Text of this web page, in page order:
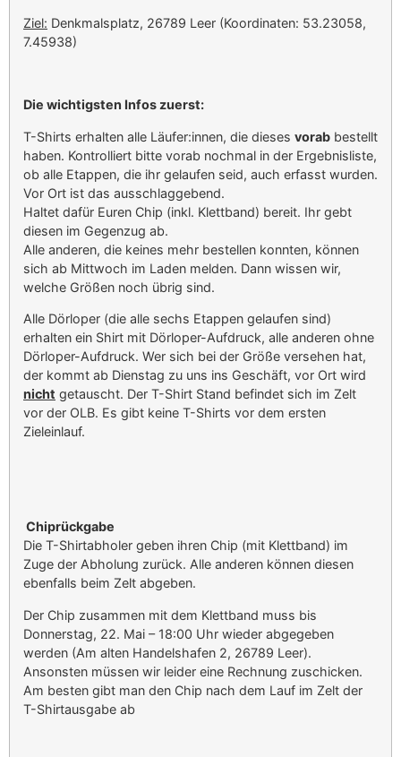
Ziel: Denkmalsplatz, 26789 Leer (Koordinaten: 53.23058,
7.45938)
Die wichtigsten Infos zuerst:
T-Shirts erhalten alle Läufer:innen, die dieses vorab bestellt
haben. Kontrolliert bitte vorab nochmal in der Ergebnisliste,
ob alle Etappen, die ihr gelaufen seid, auch erfasst wurden.
Vor Ort ist das ausschlaggebend.
Haltet dafür Euren Chip (inkl. Klettband) bereit. Ihr gebt
diesen im Gegenzug ab.
Alle anderen, die keines mehr bestellen konnten, können
sich ab Mittwoch im Laden melden. Dann wissen wir,
welche Größen noch übrig sind.
Alle Dörloper (die alle sechs Etappen gelaufen sind)
erhalten ein Shirt mit Dörloper-Aufdruck, alle anderen ohne
Dörloper-Aufdruck. Wer sich bei der Größe versehen hat,
der kommt ab Dienstag zu uns ins Geschäft, vor Ort wird
nicht getauscht. Der T-Shirt Stand befindet sich im Zelt
vor der OLB. Es gibt keine T-Shirts vor dem ersten
Zieleinlauf.
Chiprückgabe
Die T-Shirtabholer geben ihren Chip (mit Klettband) im
Zuge der Abholung zurück. Alle anderen können diesen
ebenfalls beim Zelt abgeben.
Der Chip zusammen mit dem Klettband muss bis
Donnerstag, 22. Mai – 18:00 Uhr wieder abgegeben
werden (Am alten Handelshafen 2, 26789 Leer).
Ansonsten müssen wir leider eine Rechnung zuschicken.
Am besten gibt man den Chip nach dem Lauf im Zelt der
T-Shirtausgabe ab